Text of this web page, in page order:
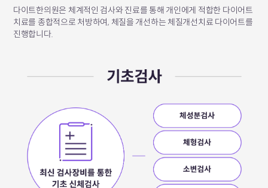
다이트한의원은 체계적인 검사와 진료를 통해 개인에게 적합한 다이어트
치료를 종합적으로 처방하여, 체질을 개선하는 체질개선치료 다이어트를
진행합니다.